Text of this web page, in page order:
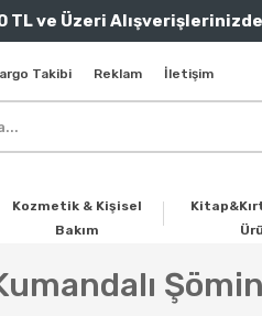
TL ve Üzeri Alışverişlerinizde
Takibi Reklam İletişim
Kozmetik & Kişisel
Bakım